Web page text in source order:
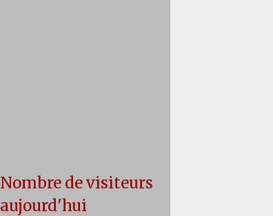
Nombre de visiteurs
aujourd'hui